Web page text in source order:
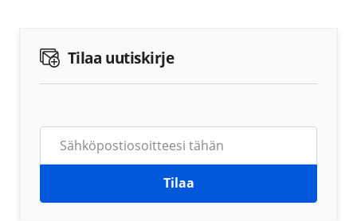
Tilaa uutiskirje
Tilaa